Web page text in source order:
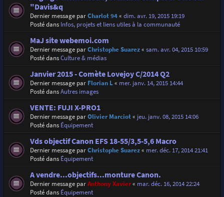
"Davis&q
Dernier message parCharlot 94« dim. avr. 19, 2015 19:19
Posté dans Infos, projets et liens utiles à la communauté
MaJ site webemoi.com
Dernier message parChristophe Suarez« sam. avr. 04, 2015 10:59
Posté dansCulture & médias
Janvier 2015 - Comète Lovejoy C/2014 Q2
Dernier message par Florian L« mer. janv. 14, 2015 14:44
Posté dansAutres images
VENTE: FUJI X-PRO1
Dernier message parOlivier Marciot« jeu. janv. 08, 2015 14:06
Posté dans Équipement
Vds objectif Canon EFS 18-55/3,5-5,6 Macro
Dernier message parChristophe Suarez« mer. déc. 17, 2014 21:41
Posté dans Équipement
A vendre...objectifs...monture Canon.
Dernier message parAnthony Xavier« mar. déc. 16, 2014 22:24
Posté dans Équipement